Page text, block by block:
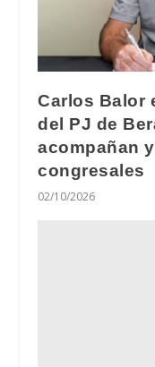
Carlos Balor
del PJ de
acompañan
congresales
02/10/2026